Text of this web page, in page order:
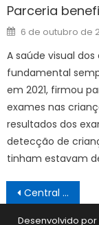
Parceria
Posted
on
6 de outubro de
A saúde visual
fundamental
em 2021, firmou
exames nas
resultados dos
detecção de
tinham estavam
de
Central de Transportes está pronta para agendar viagens de saúde
Desenvolvido por